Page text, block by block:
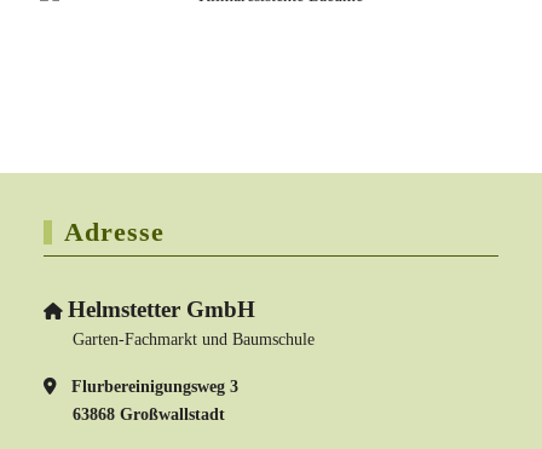
Adresse
Helmstetter GmbH
Garten-Fachmarkt und Baumschule
Flurbereinigungsweg 3
63868 Großwallstadt